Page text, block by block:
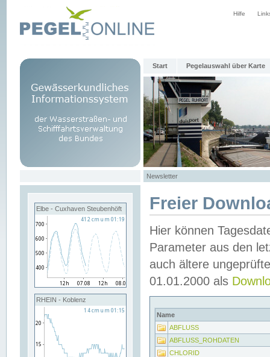
Hilfe
Start Pegelauswahl über Karte
Newsletter
Elbe - Cuxhaven Steubenhöft
RHEIN - Koblenz
Freier
Hier können
Parameter aus den
auch ältere
01.01.2000 als
Name
ABFLUSS
ABFLUSS_ROHDATEN
CHLORID